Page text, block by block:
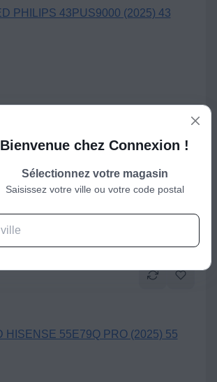
Bienvenue chez Connexion !
Sélectionnez votre magasin
Saisissez votre ville ou votre code postal